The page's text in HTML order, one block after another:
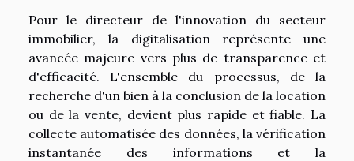
Pour le directeur de l'innovation du secteur
immobilier, la digitalisation représente une
avancée majeure vers plus de transparence et
d'efficacité. L'ensemble du processus, de la
recherche d'un bien à la conclusion de la location
ou de la vente, devient plus rapide et fiable. La
collecte automatisée des données, la vérification
instantanée des informations et la